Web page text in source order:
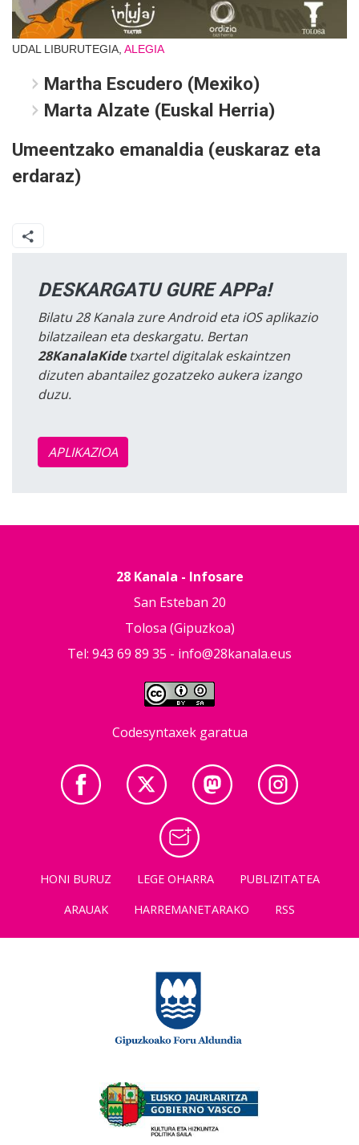
UDAL LIBURUTEGIA, ALEGIA
Martha Escudero (Mexiko)
Marta Alzate (Euskal Herria)
Umeentzako emanaldia (euskaraz eta
erdaraz)
DESKARGATU GURE APPa!
Bilatu 28 Kanala zure Android eta iOS aplikazio
bilatzailean eta deskargatu. Bertan
28KanalaKidetxartel digitalak eskaintzen
dizuten abantailez gozatzeko aukera izango
duzu.
APLIKAZIOA
28 Kanala - Infosare
San Esteban 20
Tolosa (Gipuzkoa)
Tel: 943 69 89 35 - info@28kanala.eus
Codesyntaxek garatua
HONI BURUZ LEGE OHARRA
PUBLIZITATEA
ARAUAK
HARREMANETARAKO RSS